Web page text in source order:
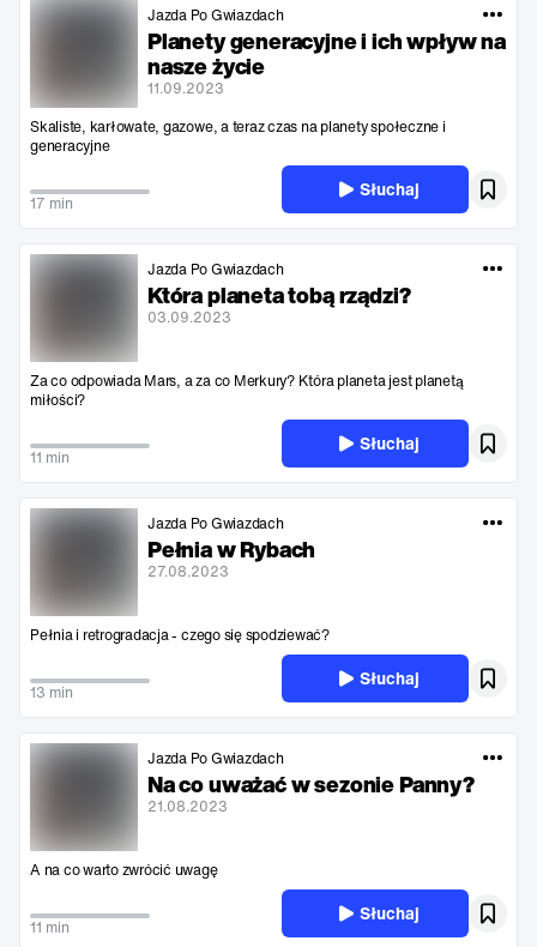
Jazda Po Gwiazdach
Planety generacyjne i ich wpływ na
nasze życie
11.09.2023
Skaliste, karłowate, gazowe, a teraz czas na planety społeczne i
generacyjne
17 min
Słuchaj
Jazda Po Gwiazdach
Która planeta tobą rządzi?
03.09.2023
Za co odpowiada Mars, a za co Merkury? Która planeta jest planetą
miłości?
11 min
Słuchaj
Jazda Po Gwiazdach
Pełnia w Rybach
27.08.2023
Pełnia i retrogradacja - czego się spodziewać?
13 min
Słuchaj
Jazda Po Gwiazdach
Na co uważać w sezonie Panny?
21.08.2023
A na co warto zwrócić uwagę
11 min
Słuchaj